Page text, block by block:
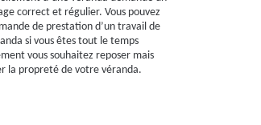
correct et régulier. Vous pouvez
de prestation d’un travail de
si vous êtes tout le temps
vous souhaitez reposer mais
la propreté de votre véranda.